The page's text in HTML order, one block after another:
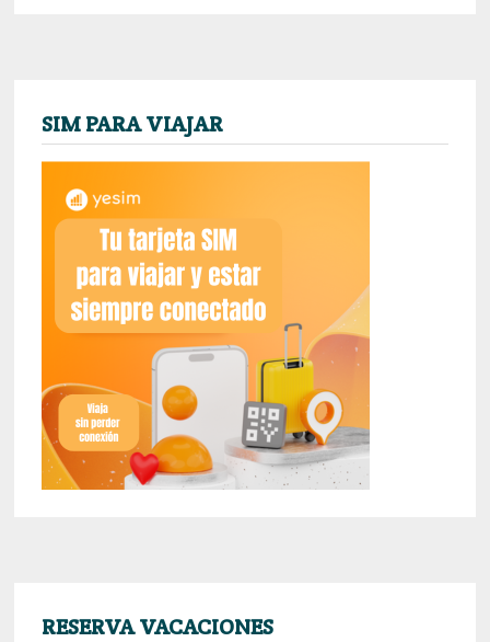
SIM PARA VIAJAR
RESERVA VACACIONES